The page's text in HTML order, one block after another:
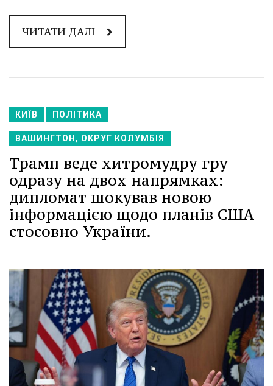
ЧИТАТИ ДАЛІ
КИЇВ ПОЛІТИКА
ВАШИНГТОН, ОКРУГ КОЛУМБІЯ
Трамп веде хитромудру гру
одразу на двох напрямках:
дипломат шокував новою
інформацією щодо планів США
стосовно України.